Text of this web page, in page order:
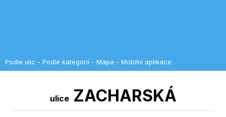
Podle ulic - Podle kategorií - Mapa - Mobilní aplikace
uliceZACHARSKÁ